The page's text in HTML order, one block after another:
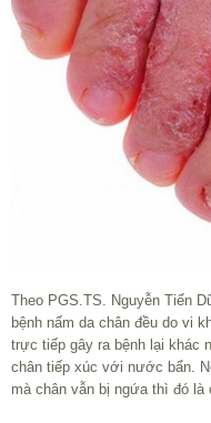
Theo PGS.TS. Nguyễn Tiến
bệnh nấm da chân đều do vi
trực tiếp gây ra bệnh lại khác
chân tiếp xúc với nước bẩn.
mà chân vẫn bị ngứa thì đó là